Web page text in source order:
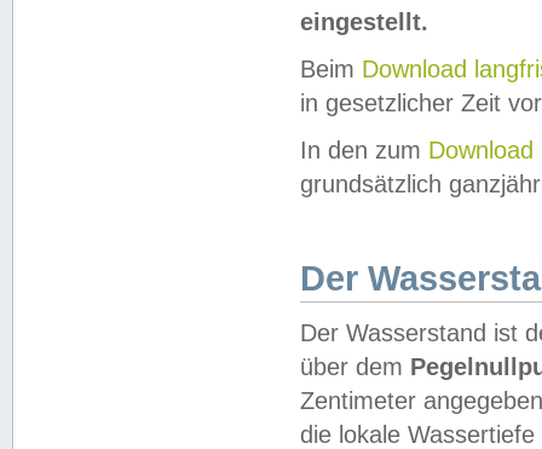
eingestellt.
Beim Download
in gesetzlicher Zeit
In den zum Download
grundsätzlich
Der
Der Wasserstand ist
über dem
Zentimeter
die lokale